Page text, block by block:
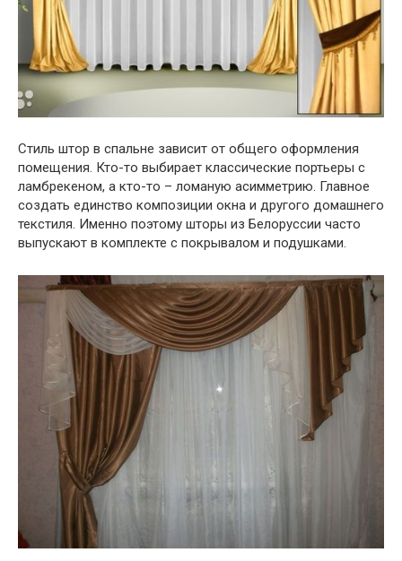
Стиль штор в спальне зависит от общего оформления
помещения. Кто-то выбирает классические портьеры с
ламбрекеном, а кто-то – ломаную асимметрию. Главное
создать единство композиции окна и другого домашнего
текстиля. Именно поэтому шторы из Белоруссии часто
выпускают в комплекте с покрывалом и подушками.